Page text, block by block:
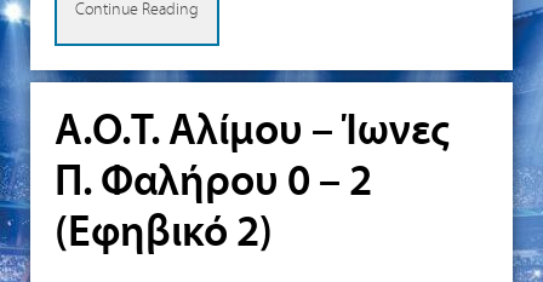
Continue Reading
Α.Ο.Τ. Αλίμου – Ίωνες
Π. Φαλήρου 0 – 2
(Εφηβικό 2)